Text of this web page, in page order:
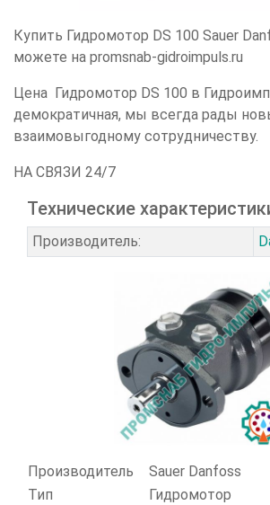
Купить Гидромотор DS 100 Sauer
можете на promsnab-gidroimpuls.ru
Цена Гидромотор DS 100 в
демократичная, мы всегда рады
взаимовыгодному сотрудничеству.
НА СВЯЗИ 24/7
Технические
Производитель:
Производитель
Sauer Danfoss
Тип
Гидромотор